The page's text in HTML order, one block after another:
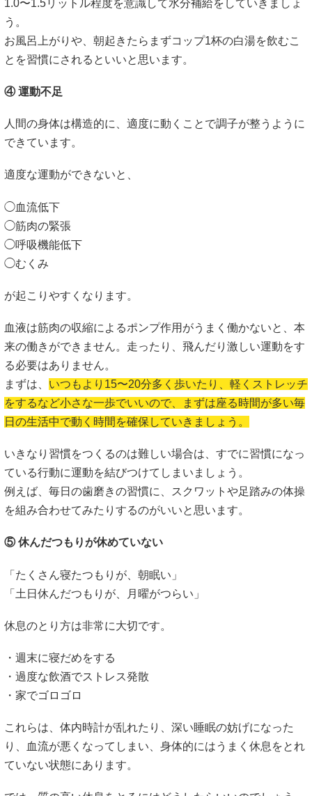
1.0〜1.5リットル程度を意識して水分補給をしていきましょ
う。
お風呂上がりや、朝起きたらまずコップ1杯の白湯を飲むこ
とを習慣にされるといいと思います。
④ 運動不足
人間の身体は構造的に、適度に動くことで調子が整うように
できています。
適度な運動ができないと、
◯血流低下
◯筋肉の緊張
◯呼吸機能低下
◯むくみ
が起こりやすくなります。
血液は筋肉の収縮によるポンプ作用がうまく働かないと、本
来の働きができません。走ったり、飛んだり激しい運動をす
る必要はありません。
まずは、 いつもより15〜20分多く歩いたり、軽くストレッチ
をするなど小さな一歩でいいので、まずは座る時間が多い毎
日の生活中で動く時間を確保していきましょう。
いきなり習慣をつくるのは難しい場合は、すでに習慣になっ
ている行動に運動を結びつけてしまいましょう。
例えば、毎日の歯磨きの習慣に、スクワットや足踏みの体操
を組み合わせてみたりするのがいいと思います。
⑤ 休んだつもりが休めていない
「たくさん寝たつもりが、朝眠い」
「土日休んだつもりが、月曜がつらい」
休息のとり方は非常に大切です。
・週末に寝だめをする
・過度な飲酒でストレス発散
・家でゴロゴロ
これらは、体内時計が乱れたり、深い睡眠の妨げになった
り、血流が悪くなってしまい、身体的にはうまく休息をとれ
ていない状態にあります。